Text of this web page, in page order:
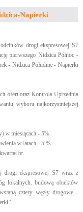
Napierki
drogi ekspresowej S7
pierwszego Nidzica Północ -
- Nidzica Południe - Napierki
ofert oraz Kontrola Uprzednia
wyboru najkorzystniejszej
w miesiącach - 5%.
w latach - 5 %.
br.
drogi ekspresowej S7 wraz z
lokalnych, budową obiektów
cztery węzły drogowe -